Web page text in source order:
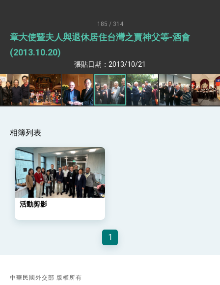
述印太安全局勢，籲深化台印尼半導體供應鏈合
作
外交部長林佳龍午宴歡迎美國聯邦參議員蓋耶哥
訪問團
外交部長林佳龍接見美國智庫「德國馬歇爾基金
會」訪問團一行，深化跨大西洋戰略夥伴關係
臺美經貿談判獲階段性成果 卓揆期勉爭取時間完
成「臺美對等貿易協定」簽署
卓揆：臺美關稅談判階段性結果有助臺灣取得有
利戰略地位 全力支持「臺美對等貿易協定」簽署
民調顯示多數國人滿意政府外交表現，高度支持
「總合外交」與台歐美日關係深化
總統以「韌性之島，希望之光」為題發表2026新
年談話
總統主持「守護民主台灣國安行動方案」記者
變局中 奮起的新臺灣 總統發表國慶演說
總統發表執政周年談話 盼面對未來挑戰 堅持
團結 迎風轉型 穩健前行
總統重要談話
185 / 314
章大使暨夫人與退休居住台灣之賈神父等-酒會
(2013.10.20)
張貼日期：2013/10/21
相簿列表
活動剪影
1
中華民國外交部 版權所有